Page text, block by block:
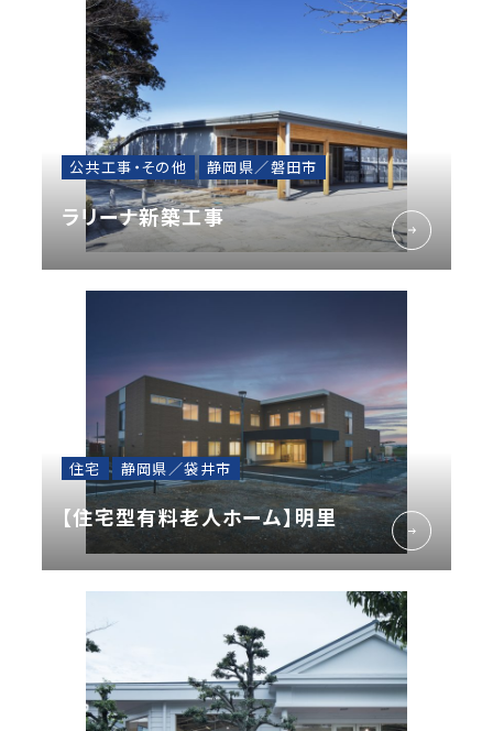
公共工事・その他 静岡県／磐田市
ラリーナ新築工事
住宅 静岡県／袋井市
【住宅型有料老人ホーム】明里